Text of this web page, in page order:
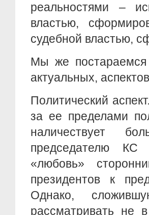
реальностями –
властью,
судебной властью,
Мы же постараемся
актуальных,
Политический
за ее пределами
наличествует
председателю КС
«любовь»
президентов к
Однако,
рассматривать не